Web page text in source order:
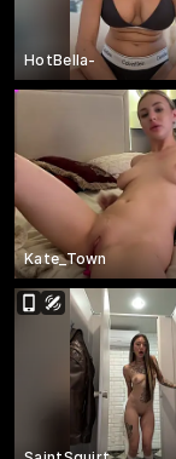
HotBella-
Kate_Town